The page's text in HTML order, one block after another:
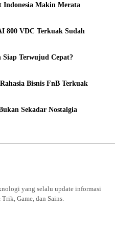
Indonesia Makin Merata
800 VDC Terkuak Sudah
Terwujud Cepat?
Bisnis FnB Terkuak
Sekadar Nostalgia
yang selalu update informasi
Game, dan Sains.